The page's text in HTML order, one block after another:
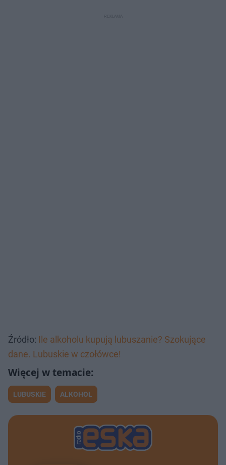
Źródło: Ile alkoholu kupują lubuszanie? Szokujące
dane. Lubuskie w czołówce!
LUBUSKIE ALKOHOL